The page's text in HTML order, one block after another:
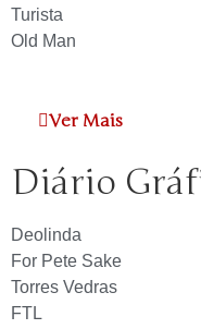
Turista
Old Man
Ver Mais
Diário
Deolinda
For Pete Sake
Torres Vedras
FTL